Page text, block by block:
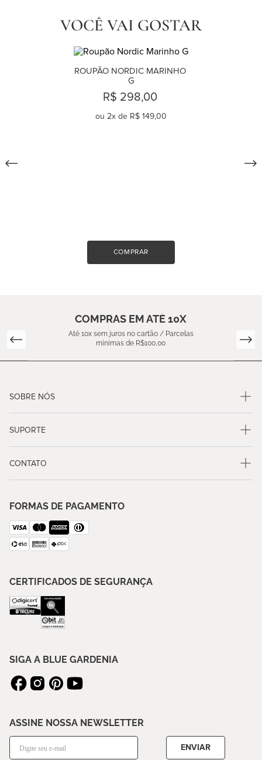
VOCÊ VAI GOSTAR
ROUPÃO NORDIC MARINHO
G
R$ 298,00
ou 2x de R$ 149,00
COMPRAR
COMPRAS EM ATÉ 10X
Até 10x sem juros no cartão / Parcelas
mínimas de R$100,00
SOBRE NÓS
SUPORTE
CONTATO
FORMAS DE PAGAMENTO
CERTIFICADOS DE SEGURANÇA
SIGA A BLUE GARDENIA
ASSINE NOSSA NEWSLETTER
ENVIAR